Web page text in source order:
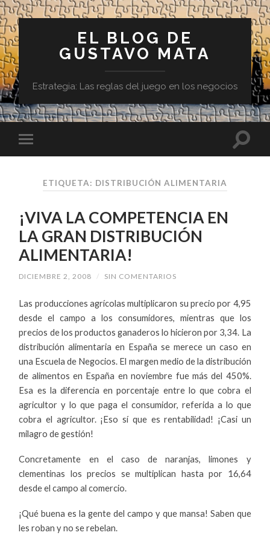
EL BLOG DE
GUSTAVO MATA
Estrategia: Las reglas del juego en los negocios
ETIQUETA: DISTRIBUCIÓN ALIMENTARIA
¡VIVA LA COMPETENCIA EN
LA GRAN DISTRIBUCIÓN
ALIMENTARIA!
DICIEMBRE 2, 2008 / SIN COMENTARIOS
Las producciones agrícolas multiplicaron su precio por 4,95
desde el campo a los consumidores, mientras que los
precios de los productos ganaderos lo hicieron por 3,34. La
distribución alimentaria en España se merece un caso en
una Escuela de Negocios. El margen medio de la distribución
de alimentos en España en noviembre fue más del 450%.
Esa es la diferencia en porcentaje entre lo que cobra el
agricultor y lo que paga el consumidor, referida a lo que
cobra el agricultor. ¡Eso sí que es rentabilidad! ¡Casi un
milagro de gestión!
Concretamente en el caso de naranjas, limones y
clementinas los precios se multiplican hasta por 16,64
desde el campo al comercio.
¡Qué buena es la gente del campo y que mansa! Saben que
les roban y no se rebelan.